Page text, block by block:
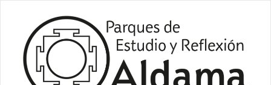
contenido